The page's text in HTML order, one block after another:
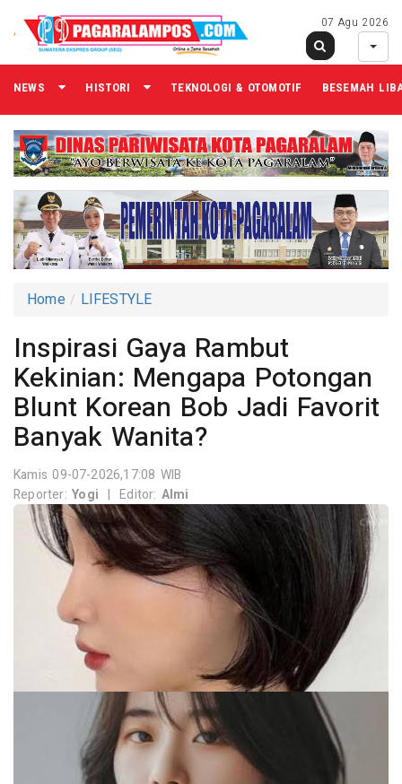
07 Agu 2026
NEWS HISTORI TEKNOLOGI & OTOMOTIF BESEMAH
Home LIFESTYLE
Inspirasi Gaya Rambut
Kekinian: Mengapa Potongan
Blunt Korean Bob Jadi Favorit
Banyak Wanita?
Kamis 09-07-2026,17:08 WIB
Reporter:Yogi | Editor: Almi